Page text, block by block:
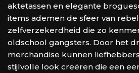
aktetassen en elegante
items ademen de sfeer van
zelfverzekerdheid die zo
oldschool gangsters. Door het
merchandise kunnen
stijlvolle look creëren die een